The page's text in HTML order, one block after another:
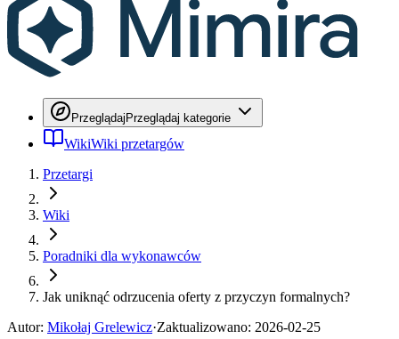
PrzeglądajPrzeglądaj kategorie
WikiWiki przetargów
Przetargi
Wiki
Poradniki dla wykonawców
Jak uniknąć odrzucenia oferty z przyczyn formalnych?
Autor: Mikołaj Grelewicz·Zaktualizowano: 2026-02-25